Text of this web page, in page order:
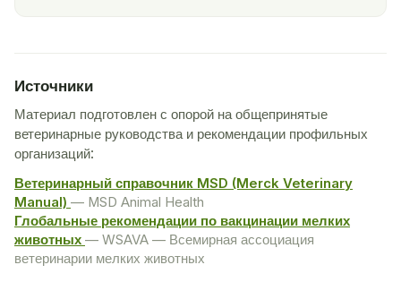
Источники
Материал подготовлен с опорой на общепринятые
ветеринарные руководства и рекомендации профильных
организаций:
Ветеринарный справочник MSD (Merck Veterinary
Manual) — MSD Animal Health
Глобальные рекомендации по вакцинации мелких
животных — WSAVA — Всемирная ассоциация
ветеринарии мелких животных